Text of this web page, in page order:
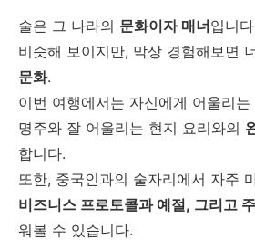
술은 그 나라의 문화이자 매너입니
비슷해 보이지만, 막상 경험해보면
문화.
이번 여행에서는 자신에게 어울리
명주와 잘 어울리는 현지 요리와의
합니다.
또한, 중국인과의 술자리에서 자주
비즈니스 프로토콜과 예절, 그리고
워볼 수 있습니다.